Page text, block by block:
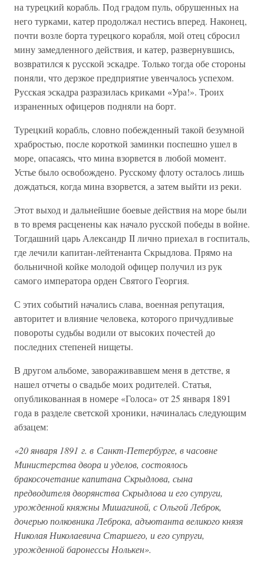
на турецкий корабль. Под градом пуль, обрушенных на
него турками, катер продолжал нестись вперед. Наконец,
почти возле борта турецкого корабля, мой отец сбросил
мину замедленного действия, и катер, развернувшись,
возвратился к русской эскадре. Только тогда обе стороны
поняли, что дерзкое предприятие увенчалось успехом.
Русская эскадра разразилась криками «Ура!». Троих
израненных офицеров подняли на борт.
Турецкий корабль, словно побежденный такой безумной
храбростью, после короткой заминки поспешно ушел в
море, опасаясь, что мина взорвется в любой момент.
Устье было освобождено. Русскому флоту осталось лишь
дождаться, когда мина взорвется, а затем выйти из реки.
Этот выход и дальнейшие боевые действия на море были
в то время расценены как начало русской победы в войне.
Тогдашний царь Александр II лично приехал в госпиталь,
где лечили капитан-лейтенанта Скрыдлова. Прямо на
больничной койке молодой офицер получил из рук
самого императора орден Святого Георгия.
С этих событий начались слава, военная репутация,
авторитет и влияние человека, которого причудливые
повороты судьбы водили от высоких почестей до
последних степеней нищеты.
В другом альбоме, завораживавшем меня в детстве, я
нашел отчеты о свадьбе моих родителей. Статья,
опубликованная в номере «Голоса» от 25 января 1891
года в разделе светской хроники, начиналась следующим
абзацем:
«20 января 1891 г. в Санкт-Петербурге, в часовне
Министерства двора и уделов, состоялось
бракосочетание капитана Скрыдлова, сына
предводителя дворянства Скрыдлова и его супруги,
урожденной княжны Мишагиной, с Ольгой Леброк,
дочерью полковника Леброка, адъютанта великого князя
Николая Николаевича Старшего, и его супруги,
урожденной баронессы Нолькен».